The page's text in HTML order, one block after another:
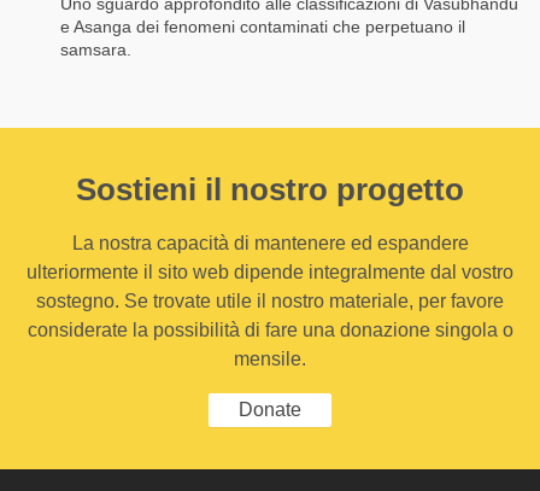
e Asanga dei fenomeni contaminati che perpetuano il
samsara.
Sostieni il nostro progetto
La nostra capacità di mantenere ed espandere
ulteriormente il sito web dipende integralmente dal vostro
sostegno. Se trovate utile il nostro materiale, per favore
considerate la possibilità di fare una donazione singola o
mensile.
Donate